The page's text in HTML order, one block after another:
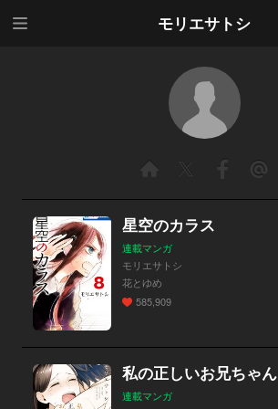
モリエサトシ
星空のカラス
連載マンガ
モリエサトシ
花とゆめ
585,909
私の正しいお兄ちゃん
連載マンガ